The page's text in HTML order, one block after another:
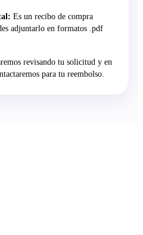
Es un recibo de compra
adjuntarlo en formatos .pdf
revisando tu solicitud y en
para tu reembolso.